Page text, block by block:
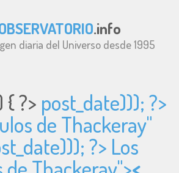
.info
diaria del Universo desde 1995
{ ?> post_date))); ?>
de Thackeray"
?> Los